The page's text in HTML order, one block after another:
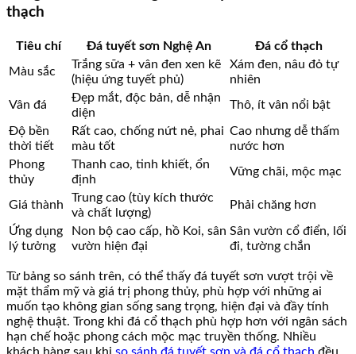
thạch
Tiêu chí Đá tuyết sơn Nghệ An
Đá cổ thạch
Màu sắc
Trắng sữa + vân đen xen kẽ
(hiệu ứng tuyết phủ)
Xám đen, nâu đỏ tự
nhiên
Vân đá
Đẹp mắt, độc bản, dễ nhận
diện
Thô, ít vân nổi bật
Độ bền
thời tiết
Rất cao, chống nứt nẻ, phai
màu tốt
Cao nhưng dễ thấm
nước hơn
Phong
thủy
Thanh cao, tinh khiết, ổn
định
Vững chãi, mộc mạc
Giá thành
Trung cao (tùy kích thước
và chất lượng)
Phải chăng hơn
Ứng dụng
lý tưởng
Non bộ cao cấp, hồ Koi, sân
vườn hiện đại
Sân vườn cổ điển, lối
đi, tường chắn
Từ bảng so sánh trên, có thể thấy đá tuyết sơn vượt trội về
mặt thẩm mỹ và giá trị phong thủy, phù hợp với những ai
muốn tạo không gian sống sang trọng, hiện đại và đầy tính
nghệ thuật. Trong khi đá cổ thạch phù hợp hơn với ngân sách
hạn chế hoặc phong cách mộc mạc truyền thống. Nhiều
khách hàng sau khi so sánh đá tuyết sơn và đá cổ thạch đều